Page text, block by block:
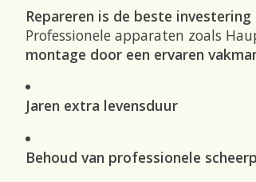
Repareren is de beste
Professionele apparaten zoals
montage door een ervaren
Jaren extra levensduur
Behoud van professionele